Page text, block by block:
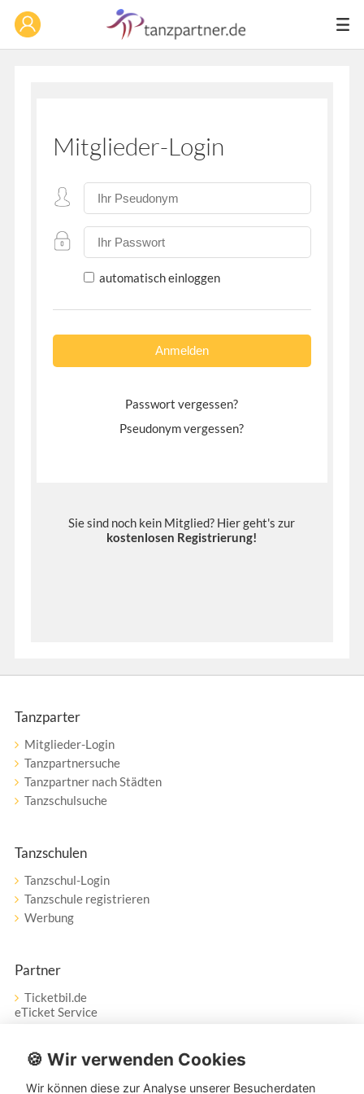
Mitglieder-Login
automatisch einloggen
Passwort vergessen?
Pseudonym vergessen?
Sie sind noch kein Mitglied? Hier geht's zur
kostenlosen Registrierung!
Tanzparter
Mitglieder-Login
Tanzpartnersuche
Tanzpartner nach Städten
Tanzschulsuche
Tanzschulen
Tanzschul-Login
Tanzschule registrieren
Werbung
Partner
Ticketbil.de
eTicket Service
Vertrag widerrufen
🍪 Wir verwenden Cookies
Wir können diese zur Analyse unserer Besucherdaten